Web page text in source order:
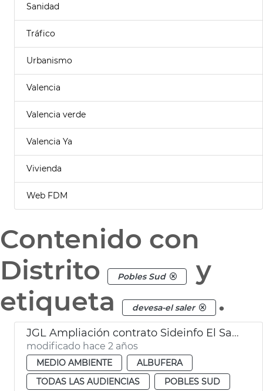
Sanidad
Tráfico
Urbanismo
Valencia
Valencia verde
Valencia Ya
Vivienda
Web FDM
Contenido con
Distrito
Pobles Sud
y
etiqueta
devesa-el saler .
JGL Ampliación contrato Sideinfo El Saler
modificado hace 2 años
MEDIO AMBIENTE
ALBUFERA
TODAS LAS AUDIENCIAS
POBLES SUD